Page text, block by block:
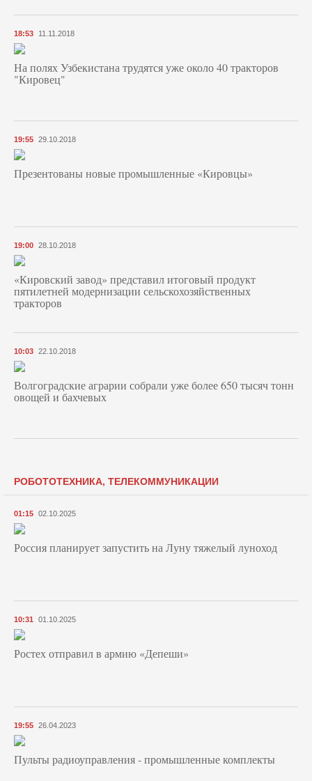
18:53 11.11.2018
На полях Узбекистана трудятся уже около 40 тракторов
"Кировец"
19:55 29.10.2018
Презентованы новые промышленные «Кировцы»
19:00 28.10.2018
«Кировский завод» представил итоговый продукт
пятилетней модернизации сельскохозяйственных
тракторов
10:03 22.10.2018
Волгоградские аграрии собрали уже более 650 тысяч тонн
овощей и бахчевых
РОБОТОТЕХНИКА, ТЕЛЕКОММУНИКАЦИИ
01:15 02.10.2025
Россия планирует запустить на Луну тяжелый луноход
10:31 01.10.2025
Ростех отправил в армию «Депеши»
19:55 26.04.2023
Пульты радиоуправления - промышленные комплекты